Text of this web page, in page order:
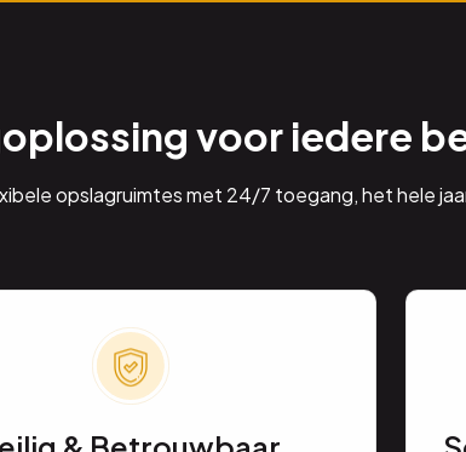
voor iedere
opslagruimtes met 24/7 toegang, het hele